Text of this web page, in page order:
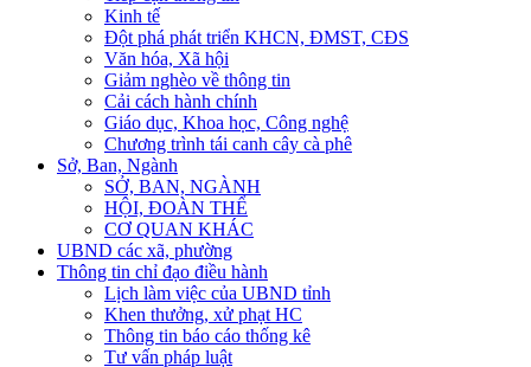
Kinh tế
Đột phá phát triển KHCN, ĐMST, CĐS
Văn hóa, Xã hội
Giảm nghèo về thông tin
Cải cách hành chính
Giáo dục, Khoa học, Công nghệ
Chương trình tái canh cây cà phê
Sở, Ban, Ngành
SỞ, BAN, NGÀNH
HỘI, ĐOÀN THỂ
CƠ QUAN KHÁC
UBND các xã, phường
Thông tin chỉ đạo điều hành
Lịch làm việc của UBND tỉnh
Khen thưởng, xử phạt HC
Thông tin báo cáo thống kê
Tư vấn pháp luật